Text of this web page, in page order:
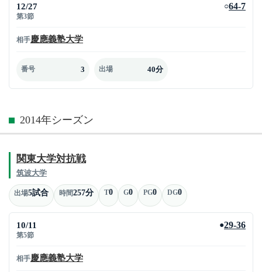
12/27
第3節
○64-7
相手慶應義塾大学
番号 3 出場 40分
2014年シーズン
関東大学対抗戦
筑波大学
出場5試合 時間257分 T0 G0 PG0 DG0
10/11
第5節
●29-36
相手慶應義塾大学